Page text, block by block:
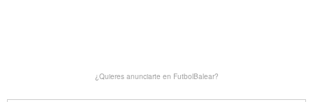
¿Quieres anunciarte en FutbolBalear?